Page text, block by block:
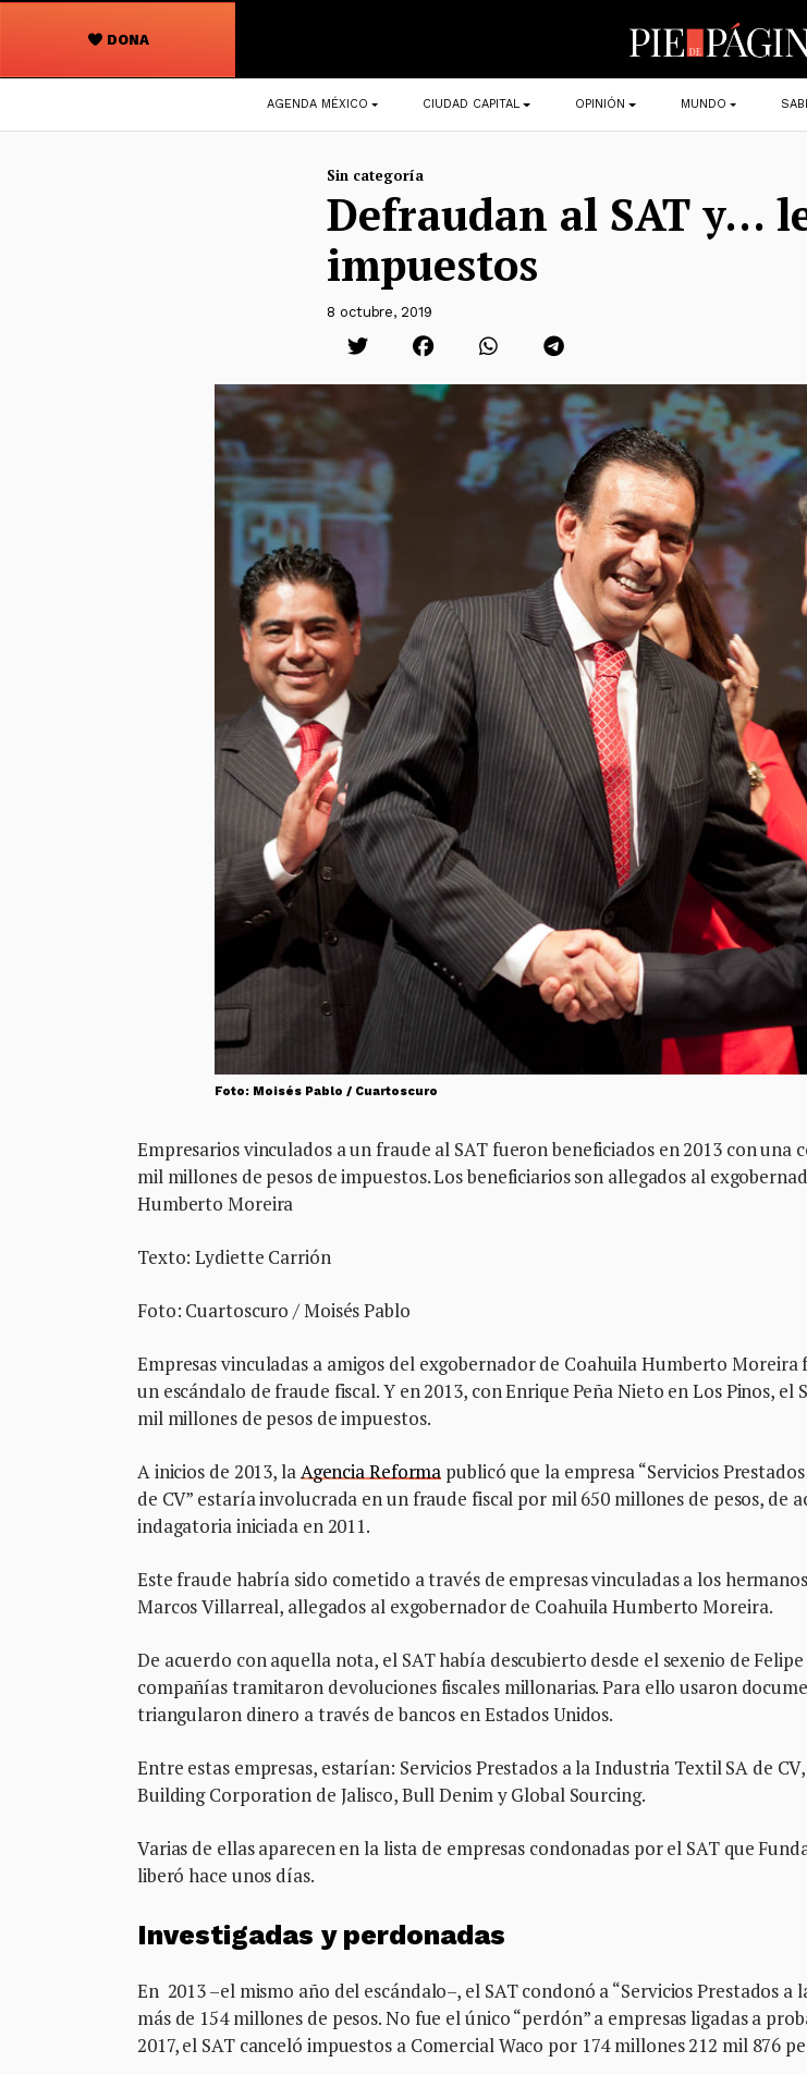
DONA
Navegación
principal
AGENDA MÉXICO CIUDAD CAPITAL OPINIÓN MUNDO
Sin categoría
Defraudan al SAT y…
impuestos
8 octubre, 2019
Foto: Moisés Pablo / Cuartoscuro
Empresarios vinculados a un fraude al SAT fueron beneficiados en 2013 con una
mil millones de pesos de impuestos. Los beneficiarios son allegados al
Humberto Moreira
Texto: Lydiette Carrión
Foto: Cuartoscuro / Moisés Pablo
Empresas vinculadas a amigos del exgobernador de Coahuila Humberto
un escándalo de fraude fiscal. Y en 2013, con Enrique Peña Nieto en Los Pinos, el
mil millones de pesos de impuestos.
A inicios de 2013, laAgencia Reforma publicó que la empresa “Servicios
de CV” estaría involucrada en un fraude fiscal por mil 650 millones de pesos, de
indagatoria iniciada en 2011.
Este fraude habría sido cometido a través de empresas vinculadas a los
Marcos Villarreal, allegados al exgobernador de Coahuila Humberto Moreira.
De acuerdo con aquella nota, el SAT había descubierto desde el sexenio de
compañías tramitaron devoluciones fiscales millonarias. Para ello usaron
triangularon dinero a través de bancos en Estados Unidos.
Entre estas empresas, estarían: Servicios Prestados a la Industria Textil SA de
Building Corporation de Jalisco, Bull Denim y Global Sourcing.
Varias de ellas aparecen en la lista de empresas condonadas por el SAT que
liberó hace unos días.
Investigadas y perdonadas
En 2013 –el mismo año del escándalo–, el SAT condonó a “Servicios Prestados a
más de 154 millones de pesos. No fue el único “perdón” a empresas ligadas a
2017, el SAT canceló impuestos a Comercial Waco por 174 millones 212 mil 876